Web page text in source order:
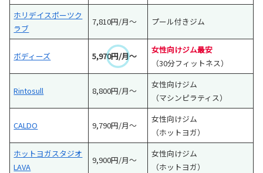
ホリデイスポーツク
ラブ
7,810円/月～ プール付きジム
ボディーズ 5,970円/月～
女性向けジム最安
（30分フィットネス）
Rintosull 8,800円/月～
女性向けジム
（マシンピラティス）
CALDO 9,790円/月～
女性向けジム
（ホットヨガ）
ホットヨガスタジオ
LAVA
9,900円/月～
女性向けジム
（ホットヨガ）